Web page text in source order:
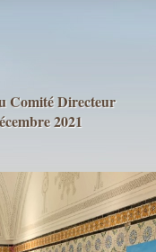
Comité Directeur
2021